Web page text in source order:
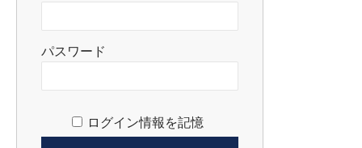
パスワード
ログイン情報を記憶